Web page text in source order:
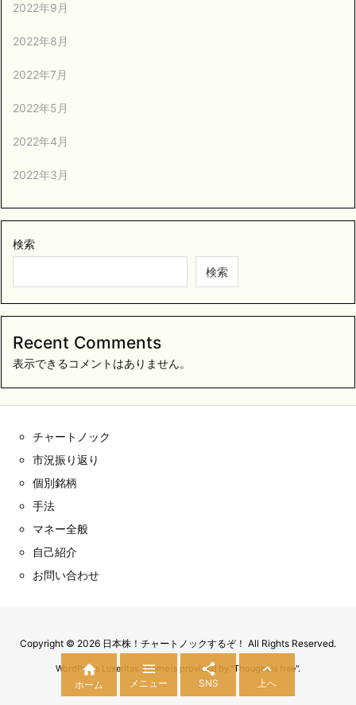
2022年9月
2022年8月
2022年7月
2022年5月
2022年4月
2022年3月
検索
検索
Recent Comments
表示できるコメントはありません。
チャートノック
市況振り返り
個別銘柄
手法
マネー全般
自己紹介
お問い合わせ
Copyright © 2026 日本株！チャートノックするぞ！ All Rights Reserved.
WordPress Luxeritas Theme is provided by " Thought is free".

ホーム

メニュー

SNS

上へ